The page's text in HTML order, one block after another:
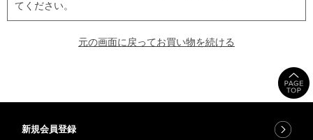
てください。
元の画面に戻ってお買い物を続ける
新規会員登録